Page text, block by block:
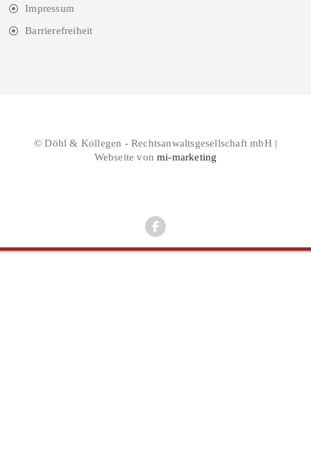
Impressum
Barrierefreiheit
© Döhl & Kollegen - Rechtsanwaltsgesellschaft mbH |
Webseite vonmi-marketing